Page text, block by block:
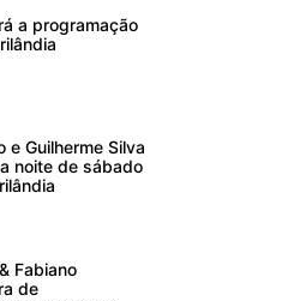
a programação
e Guilherme Silva
noite de sábado
Fabiano
de